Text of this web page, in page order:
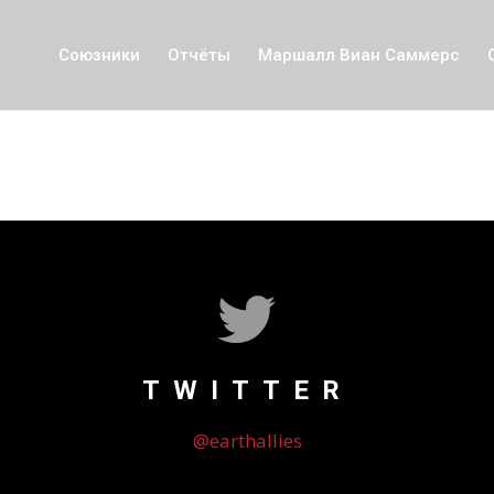
Союзники Отчёты Маршалл Виан Саммерс
TWITTER
@earthallies